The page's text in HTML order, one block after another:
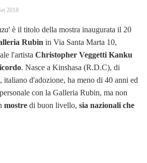
2018
' è il titolo della mostra inaugurata il 20
Rubin in Via Santa Marta 10,
l'artista Christopher Veggetti Kanku
. Nasce a Kinshasa (R.D.C), di
d'adozione, ha meno di 40 anni ed
con la Galleria Rubin, ma non
mostre di buon livello, sia nazionali che